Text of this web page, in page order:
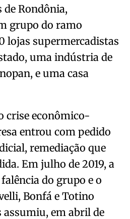
Rondônia,
grupo do ramo
lojas supermercadistas
uma indústria de
e uma casa
crise econômico-
entrou com pedido
remediação que
Em julho de 2019, a
do grupo e o
Bonfá e Totino
assumiu, em abril de